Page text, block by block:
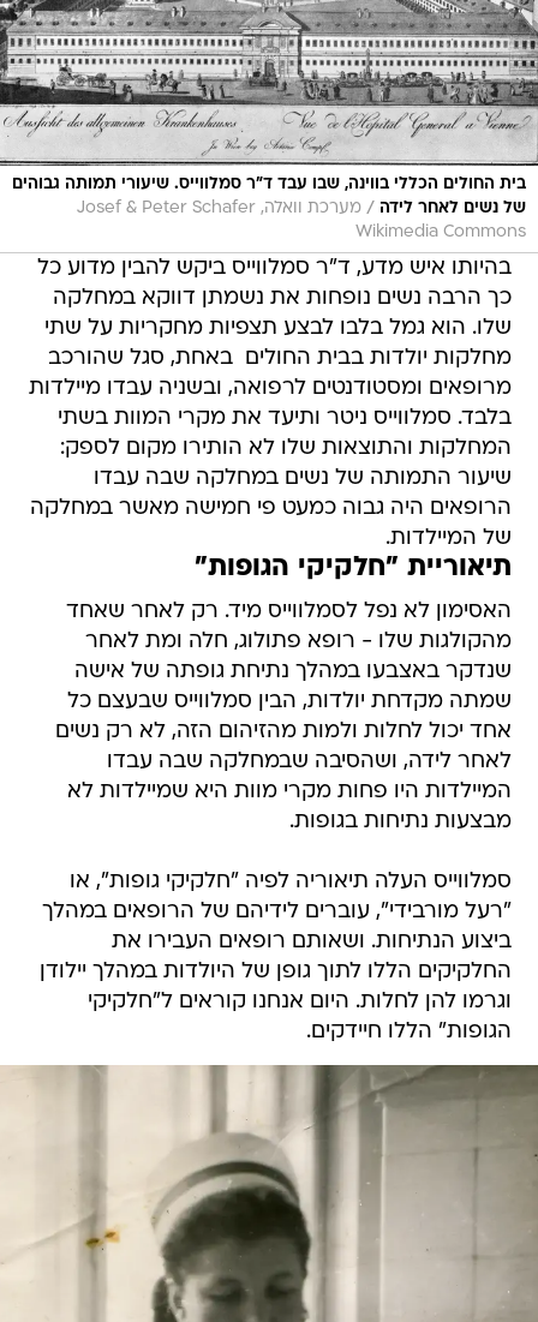
בית החולים הכללי בווינה, שבו עבד ד"ר סמלווייס. שיעורי תמותה גבוהים
של נשים לאחר לידה /
מערכת וואלה, Josef & Peter Schafer
Wikimedia Commons
בהיותו איש מדע, ד"ר סמלווייס ביקש להבין מדוע כל
כך הרבה נשים נופחות את נשמתן דווקא במחלקה
שלו. הוא גמל בלבו לבצע תצפיות מחקריות על שתי
מחלקות יולדות בבית החולים  באחת, סגל שהורכב
מרופאים ומסטודנטים לרפואה, ובשניה עבדו מיילדות
בלבד. סמלווייס ניטר ותיעד את מקרי המוות בשתי
המחלקות והתוצאות שלו לא הותירו מקום לספק:
שיעור התמותה של נשים במחלקה שבה עבדו
הרופאים היה גבוה כמעט פי חמישה מאשר במחלקה
של המיילדות.
תיאוריית "חלקיקי הגופות"
האסימון לא נפל לסמלווייס מיד. רק לאחר שאחד
מהקולגות שלו - רופא פתולוג, חלה ומת לאחר
שנדקר באצבעו במהלך נתיחת גופתה של אישה
שמתה מקדחת יולדות, הבין סמלווייס שבעצם כל
אחד יכול לחלות ולמות מהזיהום הזה, לא רק נשים
לאחר לידה, ושהסיבה שבמחלקה שבה עבדו
המיילדות היו פחות מקרי מוות היא שמיילדות לא
מבצעות נתיחות בגופות.
סמלווייס העלה תיאוריה לפיה "חלקיקי גופות", או
"רעל מורבידי", עוברים לידיהם של הרופאים במהלך
ביצוע הנתיחות. ושאותם רופאים העבירו את
החלקיקים הללו לתוך גופן של היולדות במהלך יילודן
וגרמו להן לחלות. היום אנחנו קוראים ל"חלקיקי
הגופות" הללו חיידקים.